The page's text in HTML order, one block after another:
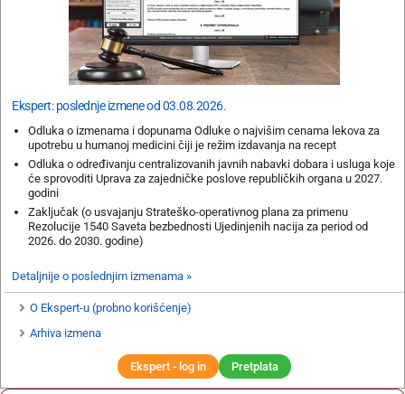
Ekspert: poslednje izmene od 03.08.2026.
Odluka o izmenama i dopunama Odluke o najvišim cenama lekova za
upotrebu u humanoj medicini čiji je režim izdavanja na recept
Odluka o određivanju centralizovanih javnih nabavki dobara i usluga koje
će sprovoditi Uprava za zajedničke poslove republičkih organa u 2027.
godini
Zaključak (o usvajanju Strateško-operativnog plana za primenu
Rezolucije 1540 Saveta bezbednosti Ujedinjenih nacija za period od
2026. do 2030. godine)
Detaljnije o poslednjim izmenama »
O Ekspert-u (probno korišćenje)
Arhiva izmena
Ekspert - log in Pretplata